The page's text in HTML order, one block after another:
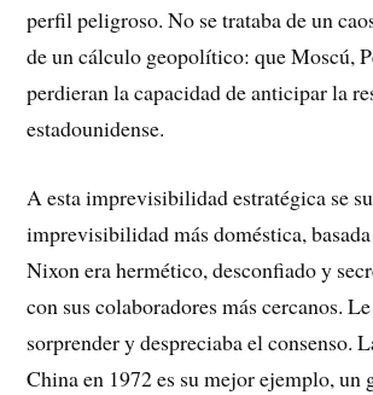
perfil peligroso. No se trataba de un
de un cálculo geopolítico: que Moscú,
perdieran la capacidad de anticipar la
estadounidense.
A esta imprevisibilidad estratégica se
imprevisibilidad más doméstica,
Nixon era hermético, desconfiado y
con sus colaboradores más cercanos.
sorprender y despreciaba el consenso.
China en 1972 es su mejor ejemplo, un